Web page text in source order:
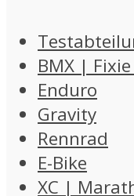
BMX |
Enduro
Gravity
Rennrad
E-Bike
XC |